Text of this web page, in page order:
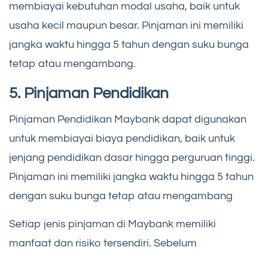
membiayai kebutuhan modal usaha, baik untuk
usaha kecil maupun besar. Pinjaman ini memiliki
jangka waktu hingga 5 tahun dengan suku bunga
tetap atau mengambang.
5. Pinjaman Pendidikan
Pinjaman Pendidikan Maybank dapat digunakan
untuk membiayai biaya pendidikan, baik untuk
jenjang pendidikan dasar hingga perguruan tinggi.
Pinjaman ini memiliki jangka waktu hingga 5 tahun
dengan suku bunga tetap atau mengambang
Setiap jenis pinjaman di Maybank memiliki
manfaat dan risiko tersendiri. Sebelum